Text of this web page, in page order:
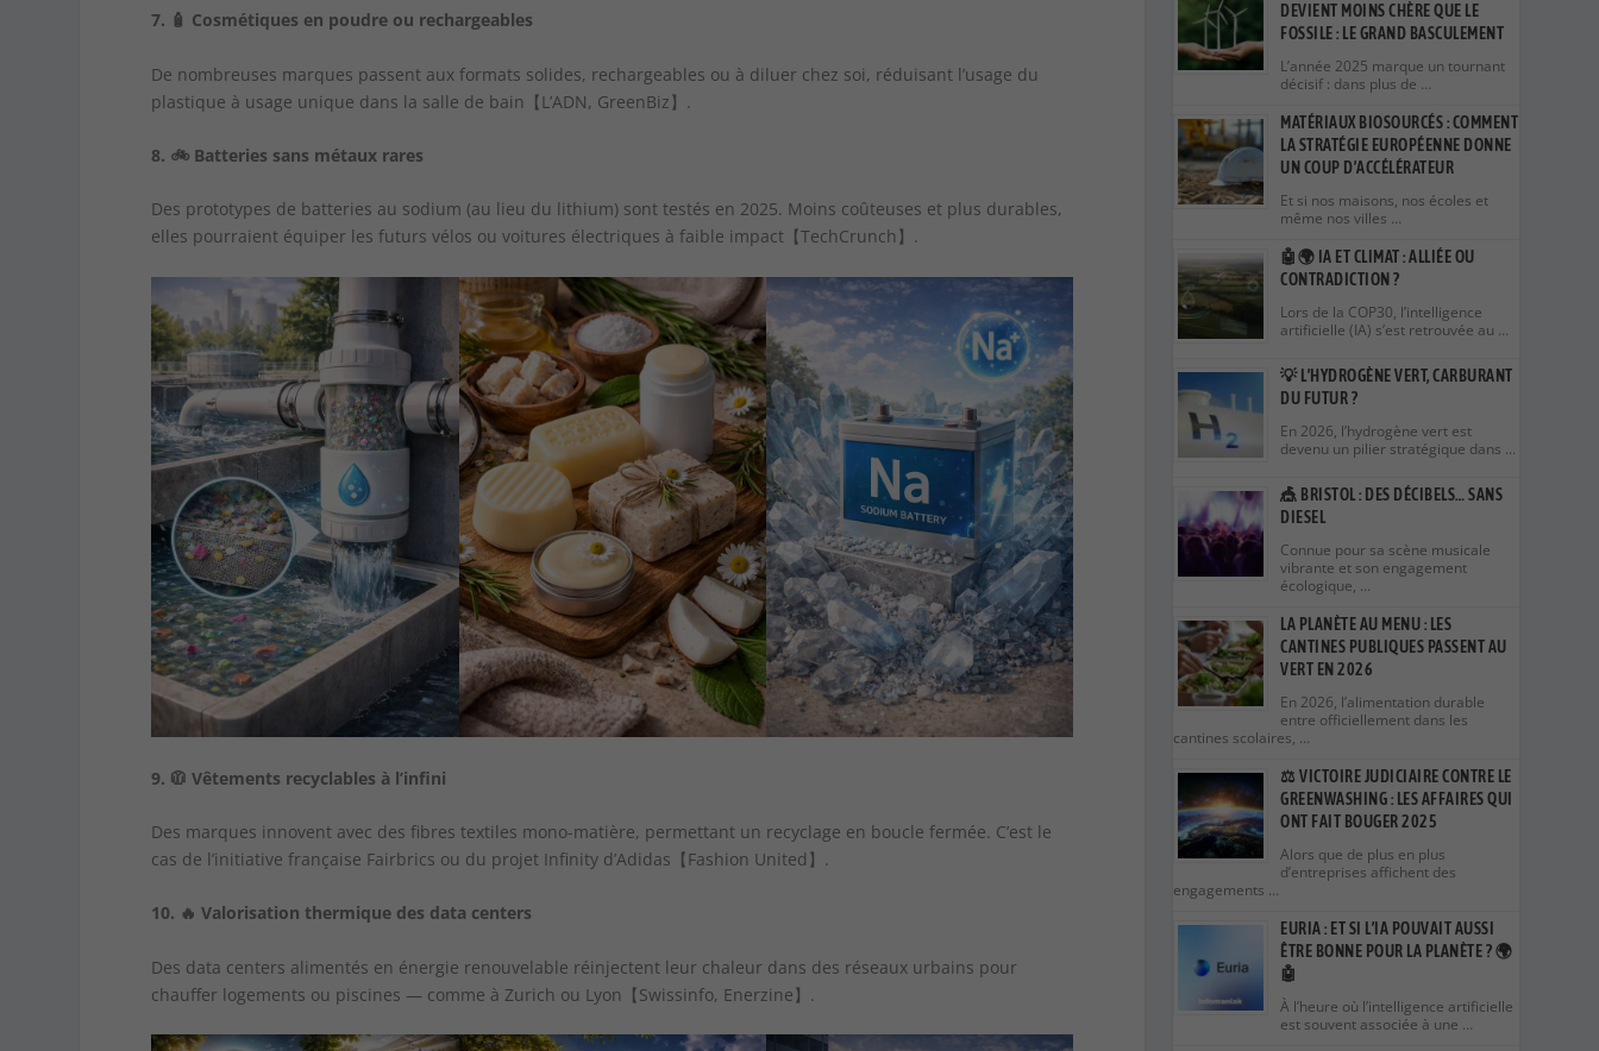
7. 🧴 Cosmétiques en poudre ou rechargeables
De nombreuses marques passent aux formats solides, rechargeables ou à diluer chez soi, réduisant l’usage du
plastique à usage unique dans la salle de bain【L’ADN, GreenBiz】.
8. 🚲 Batteries sans métaux rares
Des prototypes de batteries au sodium (au lieu du lithium) sont testés en 2025. Moins coûteuses et plus durables,
elles pourraient équiper les futurs vélos ou voitures électriques à faible impact【TechCrunch】.
9. 🧥 Vêtements recyclables à l’infini
Des marques innovent avec des fibres textiles mono-matière, permettant un recyclage en boucle fermée. C’est le
cas de l’initiative française Fairbrics ou du projet Infinity d’Adidas【Fashion United】.
10. 🔥 Valorisation thermique des data centers
Des data centers alimentés en énergie renouvelable réinjectent leur chaleur dans des réseaux urbains pour
chauffer logements ou piscines — comme à Zurich ou Lyon【Swissinfo, Enerzine】.
DEVIENT MOINS CHÈRE QUE LE
FOSSILE : LE GRAND BASCULEMENT
L’année 2025 marque un tournant
décisif : dans plus de …
MATÉRIAUX BIOSOURCÉS : COMMENT
LA STRATÉGIE EUROPÉENNE DONNE
UN COUP D’ACCÉLÉRATEUR
Et si nos maisons, nos écoles et
même nos villes …
🤖🌍 IA ET CLIMAT : ALLIÉE OU
CONTRADICTION ?
Lors de la COP30, l’intelligence
artificielle (IA) s’est retrouvée au …
💡 L’HYDROGÈNE VERT, CARBURANT
DU FUTUR ?
En 2026, l’hydrogène vert est
devenu un pilier stratégique dans …
🎪 BRISTOL : DES DÉCIBELS… SANS
DIESEL
Connue pour sa scène musicale
vibrante et son engagement
écologique, …
LA PLANÈTE AU MENU : LES
CANTINES PUBLIQUES PASSENT AU
VERT EN 2026
En 2026, l’alimentation durable
entre officiellement dans les
cantines scolaires, …
⚖️ VICTOIRE JUDICIAIRE CONTRE LE
GREENWASHING : LES AFFAIRES QUI
ONT FAIT BOUGER 2025
Alors que de plus en plus
d’entreprises affichent des
engagements …
EURIA : ET SI L’IA POUVAIT AUSSI
ÊTRE BONNE POUR LA PLANÈTE ? 🌍
🤖
À l’heure où l’intelligence artificielle
est souvent associée à une …